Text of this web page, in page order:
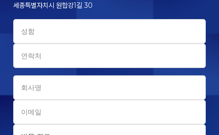
세종특별자치시 원합강1길 30